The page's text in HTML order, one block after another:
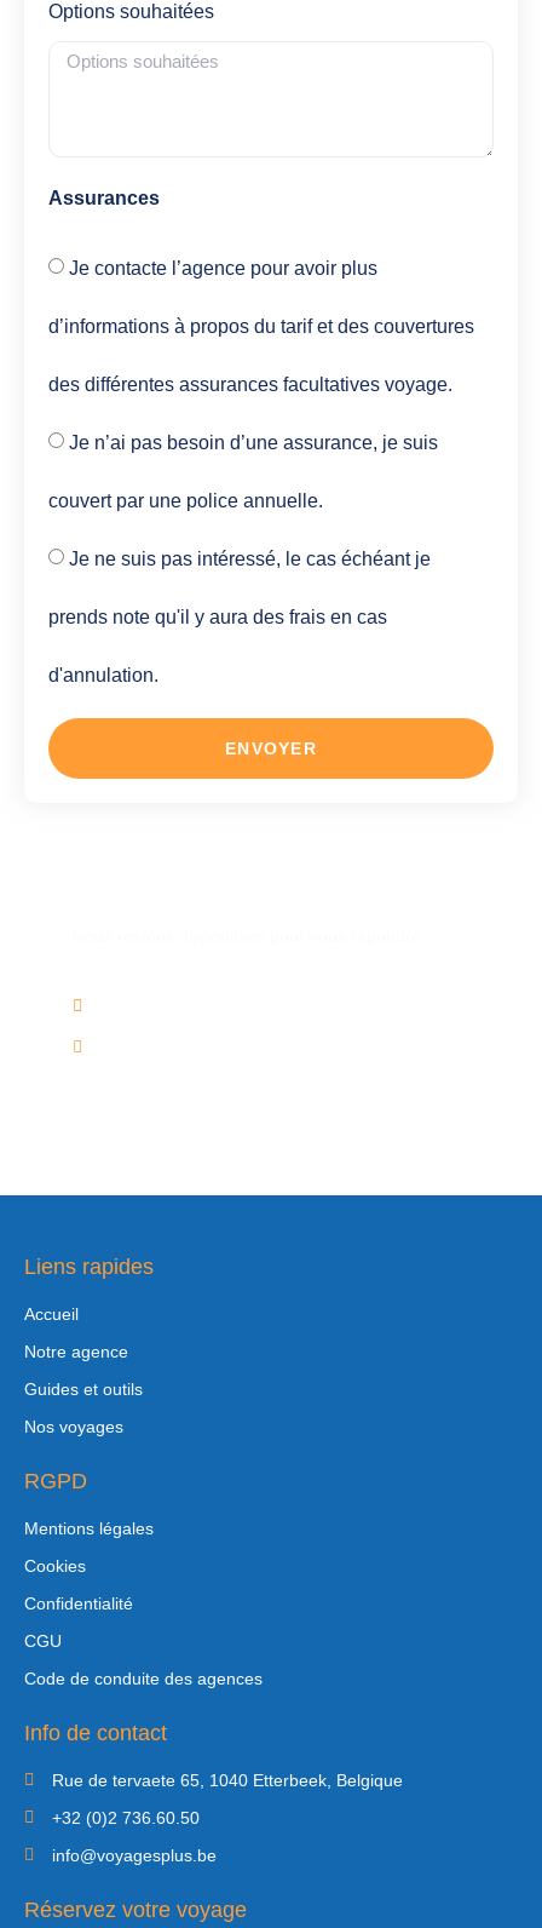
Options souhaitées
Assurances
Je contacte l’agence pour avoir plus
d’informations à propos du tarif et des couvertures
des différentes assurances facultatives voyage.
Je n’ai pas besoin d’une assurance, je suis
couvert par une police annuelle.
Je ne suis pas intéressé, le cas échéant je
prends note qu'il y aura des frais en cas
d'annulation.
ENVOYER
Liens rapides
Accueil
Notre agence
Guides et outils
Nos voyages
RGPD
Mentions légales
Cookies
Confidentialité
CGU
Code de conduite des agences
Info de contact
Rue de tervaete 65, 1040 Etterbeek, Belgique
+32 (0)2 736.60.50
info@voyagesplus.be
Réservez votre voyage